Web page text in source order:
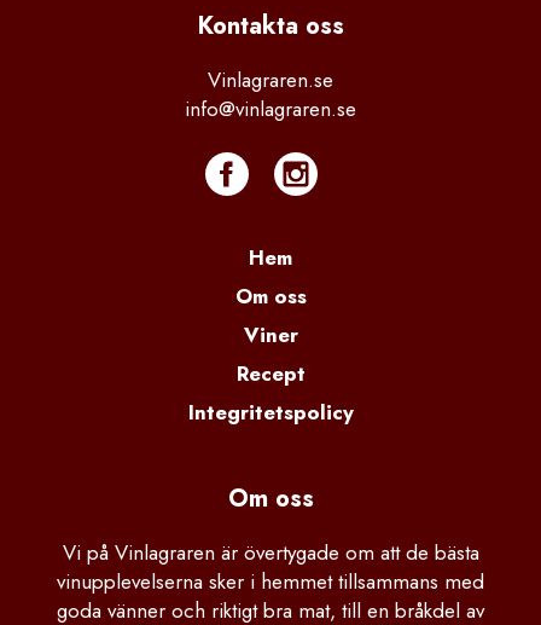
Kontakta oss
Vinlagraren.se
info@vinlagraren.se
Hem
Om oss
Viner
Recept
Integritetspolicy
Om oss
Vi på Vinlagraren är övertygade om att de bästa
vinupplevelserna sker i hemmet tillsammans med
goda vänner och riktigt bra mat, till en bråkdel av